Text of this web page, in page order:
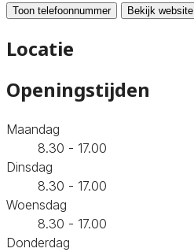
Toon telefoonnummer Bekijk website
Locatie
Openingstijden
Maandag
8.30 - 17.00
Dinsdag
8.30 - 17.00
Woensdag
8.30 - 17.00
Donderdag